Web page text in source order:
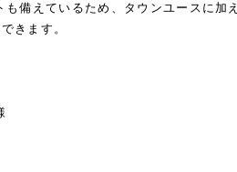
備えているため、タウンユースに加え
きます。